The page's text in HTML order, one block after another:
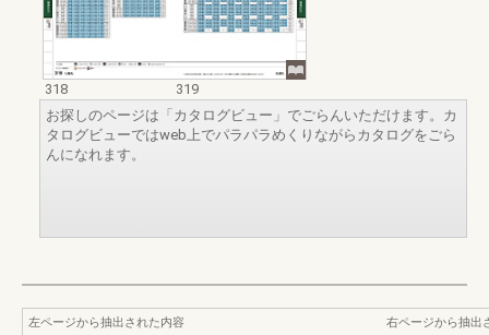
318
319
お探しのページは「カタログビュー」でごらんいただけます。カ
タログビューではweb上でパラパラめくりながらカタログをごら
んになれます。
左ページから抽出された内容
右ページから抽出